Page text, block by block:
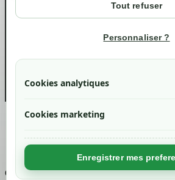
Tout refuser
Personnaliser ?
Cookies analytiques
Cookies marketing
Enregistrer mes
info@green-tech-shop.com
Created by
Chargement...